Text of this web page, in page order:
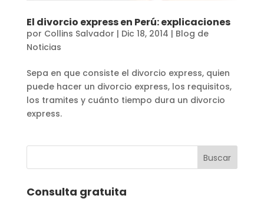
El divorcio express en Perú: explicaciones
por Collins Salvador | Dic 18, 2014 | Blog de
Noticias
Sepa en que consiste el divorcio express, quien
puede hacer un divorcio express, los requisitos,
los tramites y cuánto tiempo dura un divorcio
express.
Consulta gratuita